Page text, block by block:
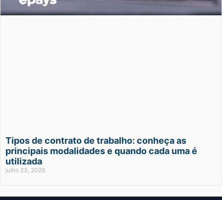
Tipos de contrato de trabalho: conheça as
principais modalidades e quando cada uma é
utilizada
julho 23, 2026